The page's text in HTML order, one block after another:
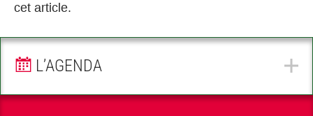
cet article.
L’AGENDA